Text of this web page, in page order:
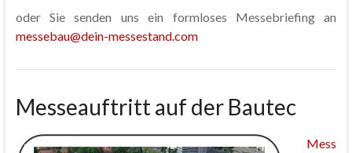
oder Sie senden uns ein formloses Messebriefing an
messebau@dein-messestand.com
Messeauftritt auf der Bautec
Mess